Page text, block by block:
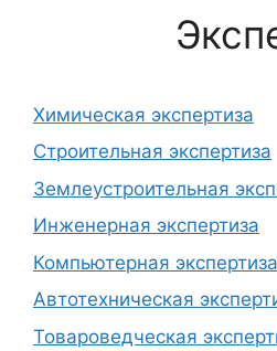
Химическая экспертиза
Строительная экспертиза
Землеустроительная
Инженерная экспертиза
Компьютерная экспертиза
Автотехническая
Товароведческая